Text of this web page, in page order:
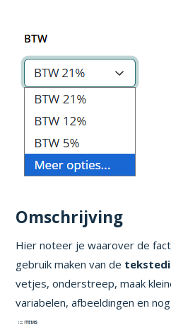
Omschrijving
Hier noteer je waarover de
gebruik maken van de
vetjes, onderstreep, maak
variabelen, afbeeldingen en